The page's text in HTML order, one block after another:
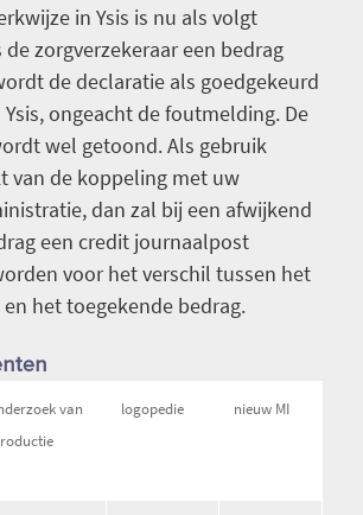
in Ysis is nu als volgt
de zorgverzekeraar een bedrag
de declaratie als goedgekeurd
ongeacht de foutmelding. De
wel getoond. Als gebruik
van de koppeling met uw
dan zal bij een afwijkend
een credit journaalpost
voor het verschil tussen het
het toegekende bedrag.
van
logopedie nieuw MI